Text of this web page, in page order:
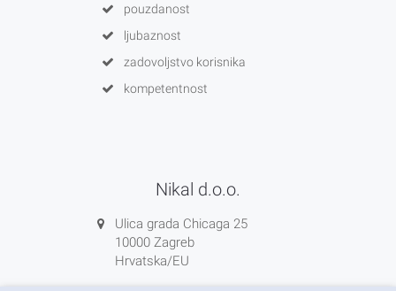
pouzdanost
ljubaznost
zadovoljstvo korisnika
kompetentnost
Nikal d.o.o.
Ulica grada Chicaga 25
10000 Zagreb
Hrvatska/EU